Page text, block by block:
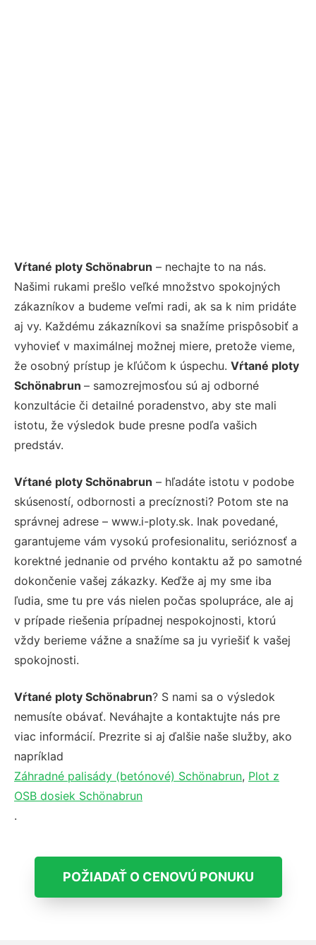
Vŕtané ploty Schönabrun – nechajte to na nás.
Našimi rukami prešlo veľké množstvo spokojných
zákazníkov a budeme veľmi radi, ak sa k nim pridáte
aj vy. Každému zákazníkovi sa snažíme prispôsobiť a
vyhovieť v maximálnej možnej miere, pretože vieme,
že osobný prístup je kľúčom k úspechu. Vŕtané ploty
Schönabrun – samozrejmosťou sú aj odborné
konzultácie či detailné poradenstvo, aby ste mali
istotu, že výsledok bude presne podľa vašich
predstáv.
Vŕtané ploty Schönabrun – hľadáte istotu v podobe
skúseností, odbornosti a precíznosti? Potom ste na
správnej adrese – www.i-ploty.sk. Inak povedané,
garantujeme vám vysokú profesionalitu, serióznosť a
korektné jednanie od prvého kontaktu až po samotné
dokončenie vašej zákazky. Keďže aj my sme iba
ľudia, sme tu pre vás nielen počas spolupráce, ale aj
v prípade riešenia prípadnej nespokojnosti, ktorú
vždy berieme vážne a snažíme sa ju vyriešiť k vašej
spokojnosti.
Vŕtané ploty Schönabrun? S nami sa o výsledok
nemusíte obávať. Neváhajte a kontaktujte nás pre
viac informácií. Prezrite si aj ďalšie naše služby, ako
napríklad
Záhradné palisády (betónové) Schönabrun, Plot z
OSB dosiek Schönabrun
.
POŽIADAŤ O CENOVÚ PONUKU